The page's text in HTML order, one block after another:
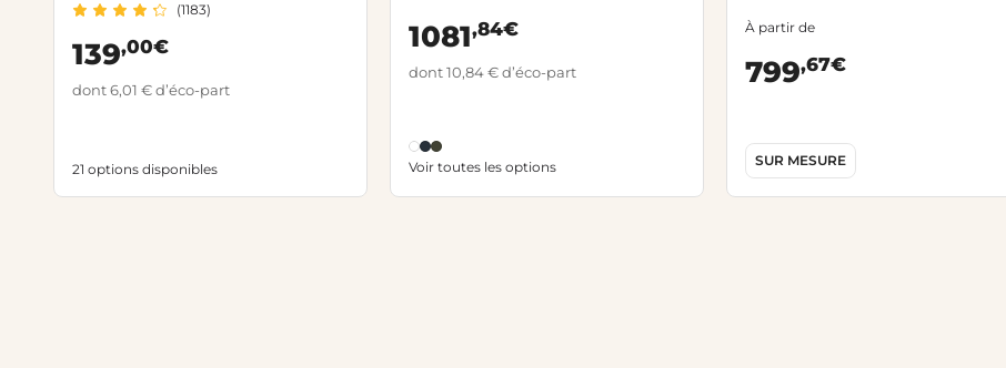
(1183)
139,00€
dont 6,01 € d’éco-part
21 options disponibles
1081,84€
dont 10,84 € d’éco-part
Voir toutes les options
À partir de
799,67€
SUR MESURE